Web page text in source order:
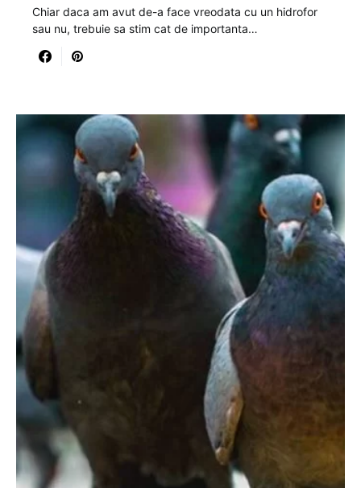
Chiar daca am avut de-a face vreodata cu un hidrofor
sau nu, trebuie sa stim cat de importanta…